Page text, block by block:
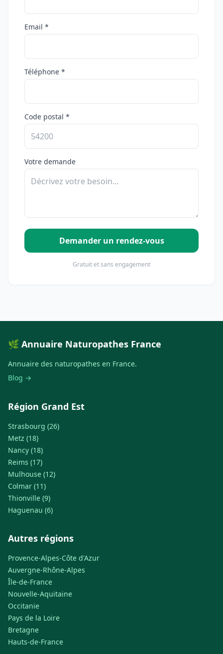
Email *
Téléphone *
Code postal *
Votre demande
Demander un rendez-vous
Gratuit et sans engagement
🌿 Annuaire Naturopathes France
Annuaire des naturopathes en France.
Blog →
Région Grand Est
Strasbourg (26)
Metz (18)
Nancy (18)
Reims (17)
Mulhouse (12)
Colmar (11)
Thionville (9)
Haguenau (6)
Autres régions
Provence-Alpes-Côte d'Azur
Auvergne-Rhône-Alpes
Île-de-France
Nouvelle-Aquitaine
Occitanie
Pays de la Loire
Bretagne
Hauts-de-France